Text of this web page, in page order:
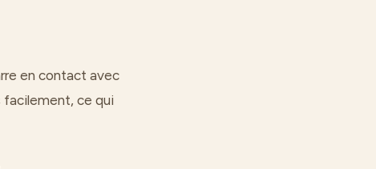
en contact avec
facilement, ce qui